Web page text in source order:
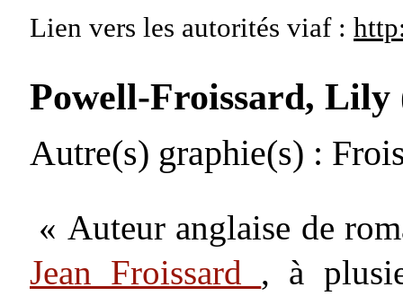
Lien vers les autorités viaf :
Powell-Froissard, Lily
Autre(s) graphie(s) :
« Auteur anglaise de
Jean Froissard , à